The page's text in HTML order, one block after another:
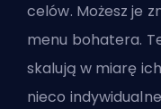
celów. Możesz je
menu bohatera.
skalują w miarę
nieco